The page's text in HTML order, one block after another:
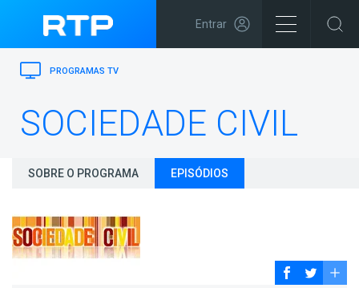
Entrar
PROGRAMAS TV
SOCIEDADE CIVIL
SOBRE O PROGRAMA EPISÓDIOS